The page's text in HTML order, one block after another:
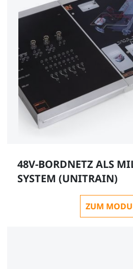
48V-BORDNETZ ALS
SYSTEM (UNITRAIN)
ZUM